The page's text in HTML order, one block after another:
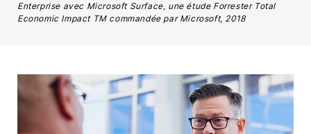
Enterprise avec Microsoft Surface, une étude Forrester Total
Economic Impact TM commandée par Microsoft, 2018